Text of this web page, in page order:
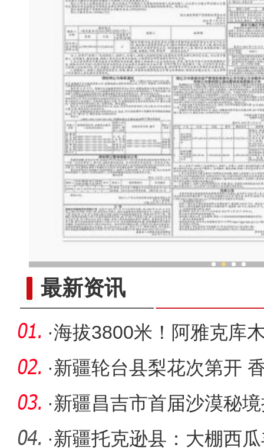
最新资讯
·海拔3800米！阿雅克库
最大咸水
·新疆轮台县梨花次第开
·新疆昌吉市首届沙漠秘
·新疆托克逊县：大棚西